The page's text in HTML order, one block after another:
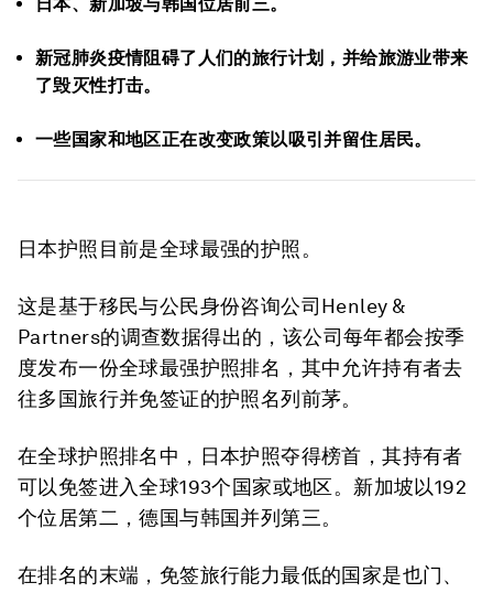
新冠肺炎疫情阻碍了人们的旅行计划，并给旅游业带来
了毁灭性打击。
一些国家和地区正在改变政策以吸引并留住居民。
日本护照目前是全球最强的护照。
这是基于移民与公民身份咨询公司Henley &
Partners的调查数据得出的，该公司每年都会按季
度发布一份全球最强护照排名，其中允许持有者去
往多国旅行并免签证的护照名列前茅。
在全球护照排名中，日本护照夺得榜首，其持有者
可以免签进入全球193个国家或地区。新加坡以192
个位居第二，德国与韩国并列第三。
在排名的末端，免签旅行能力最低的国家是也门、